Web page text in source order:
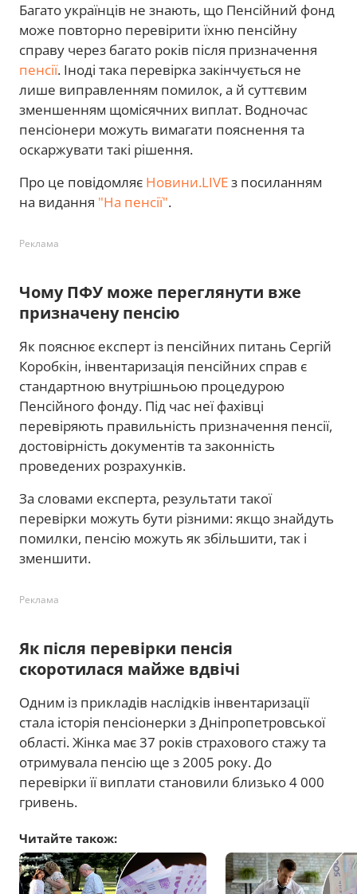
Багато українців не знають, що Пенсійний фонд
може повторно перевірити їхню пенсійну
справу через багато років після призначення
пенсії. Іноді така перевірка закінчується не
лише виправленням помилок, а й суттєвим
зменшенням щомісячних виплат. Водночас
пенсіонери можуть вимагати пояснення та
оскаржувати такі рішення.
Про це повідомляє Новини.LIVEз посиланням
на видання "На пенсії".
Реклама
Чому ПФУ може переглянути вже
призначену пенсію
Як пояснює експерт із пенсійних питань Сергій
Коробкін, інвентаризація пенсійних справ є
стандартною внутрішньою процедурою
Пенсійного фонду. Під час неї фахівці
перевіряють правильність призначення пенсії,
достовірність документів та законність
проведених розрахунків.
За словами експерта, результати такої
перевірки можуть бути різними: якщо знайдуть
помилки, пенсію можуть як збільшити, так і
зменшити.
Реклама
Як після перевірки пенсія
скоротилася майже вдвічі
Одним із прикладів наслідків інвентаризації
стала історія пенсіонерки з Дніпропетровської
області. Жінка має 37 років страхового стажу та
отримувала пенсію ще з 2005 року. До
перевірки її виплати становили близько 4 000
гривень.
Читайте також: